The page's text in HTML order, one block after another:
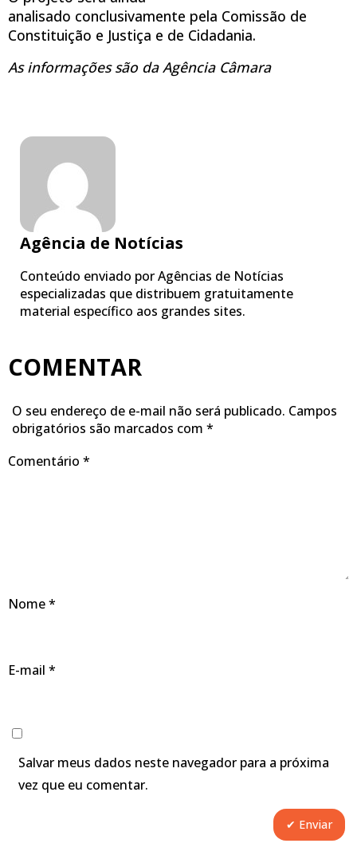
analisado conclusivamente pela Comissão de
Constituição e Justiça e de Cidadania.
As informações são da Agência Câmara
Agência de Notícias
Conteúdo enviado por Agências de Notícias
especializadas que distribuem gratuitamente
material específico aos grandes sites.
COMENTAR
O seu endereço de e-mail não será publicado. Campos
obrigatórios são marcados com *
Comentário *
Nome*
E-mail *
Salvar meus dados neste navegador para a próxima
vez que eu comentar.